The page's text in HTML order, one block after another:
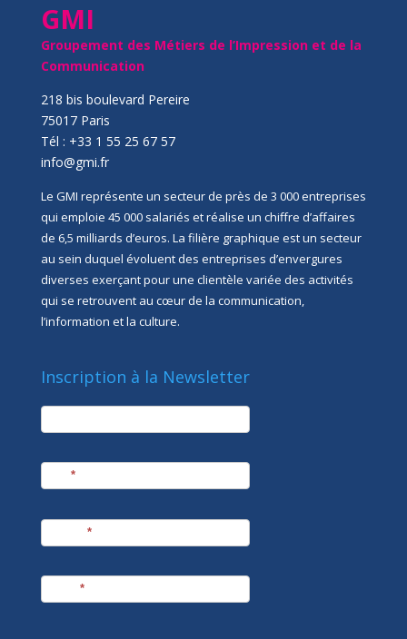
GMI
Groupement des Métiers de l’Impression et de la
Communication
218 bis boulevard Pereire
75017 Paris
Tél : +33 1 55 25 67 57
info@gmi.fr
Le GMI représente un secteur de près de 3 000 entreprises
qui emploie 45 000 salariés et réalise un chiffre d’affaires
de 6,5 milliards d’euros. La filière graphique est un secteur
au sein duquel évoluent des entreprises d’envergures
diverses exerçant pour une clientèle variée des activités
qui se retrouvent au cœur de la communication,
l’information et la culture.
Inscription à la Newsletter
newsletter
*
*
*